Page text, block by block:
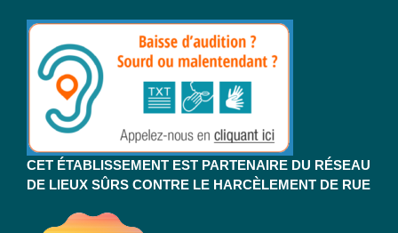
CET ÉTABLISSEMENT EST PARTENAIRE DU RÉSEAU
DE LIEUX SÛRS CONTRE LE HARCÈLEMENT DE RUE